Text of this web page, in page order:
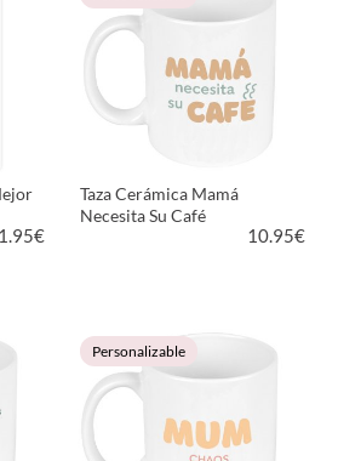
€
Taza Cerámica Mamá
Necesita Su Café
10.95€
VER PRODUCTO
Personalizable